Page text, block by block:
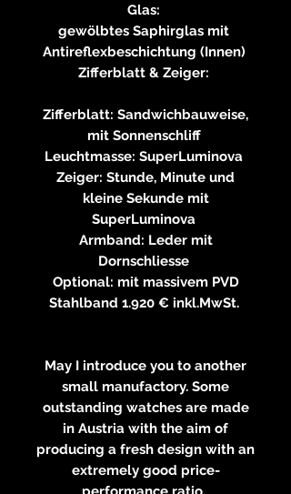
Glas:
gewölbtes Saphirglas mit
Antireflexbeschichtung (Innen)
Zifferblatt & Zeiger:
Zifferblatt: Sandwichbauweise,
mit Sonnenschliff
Leuchtmasse: SuperLuminova
Zeiger: Stunde, Minute und
kleine Sekunde mit
SuperLuminova
Armband: Leder mit
Dornschliesse
Optional: mit massivem PVD
Stahlband 1.920 € inkl.MwSt.
May I introduce you to another
small manufactory. Some
outstanding watches are made
in Austria with the aim of
producing a fresh design with an
extremely good price-